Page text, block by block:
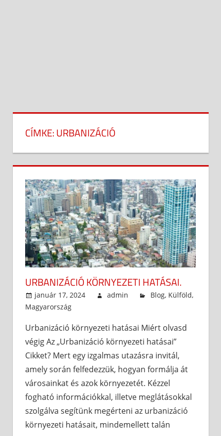
CÍMKE:URBANIZÁCIÓ
URBANIZÁCIÓ KÖRNYEZETI HATÁSAI.
január 17, 2024 admin Blog, Külföld,
Magyarország
Urbanizáció környezeti hatásai Miért olvasd
végig Az „Urbanizáció környezeti hatásai”
Cikket? Mert egy izgalmas utazásra invitál,
amely során felfedezzük, hogyan formálja át
városainkat és azok környezetét. Kézzel
fogható információkkal, illetve meglátásokkal
szolgálva segítünk megérteni az urbanizáció
környezeti hatásait, mindemellett talán